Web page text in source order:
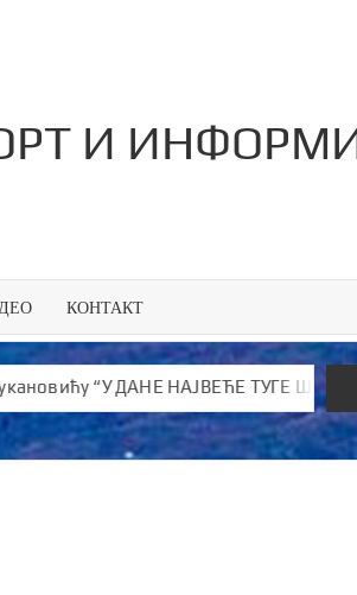
И
КОНТАКТ
“У ДАНЕ НАЈВЕЋЕ ТУГЕ ШИРИШ ОТРОВ